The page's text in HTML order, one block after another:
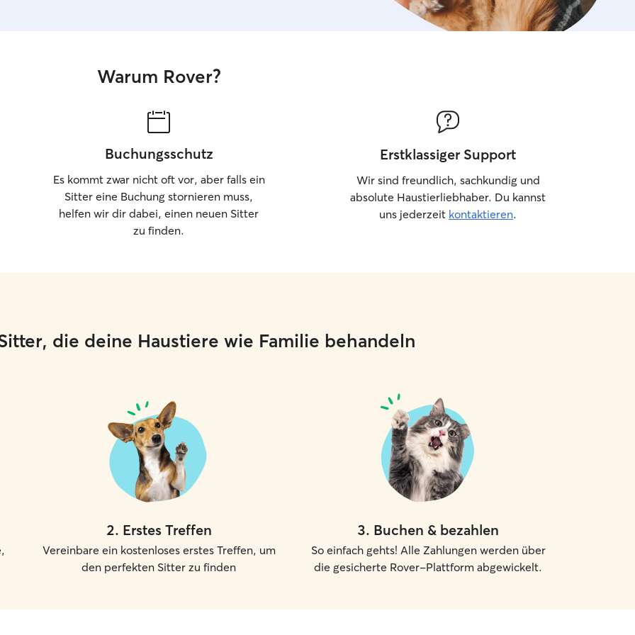
Warum Rover?
Buchungsschutz
Es kommt zwar nicht oft vor, aber falls ein
Sitter eine Buchung stornieren muss,
helfen wir dir dabei, einen neuen Sitter
zu finden.
Erstklassiger Support
Wir sind freundlich, sachkundig und
absolute Haustierliebhaber. Du kannst
uns jederzeit kontaktieren.
die deine Haustiere wie Familie behandeln
2. Erstes Treffen
Vereinbare ein kostenloses erstes Treffen, um
den perfekten Sitter zu finden
3. Buchen & bezahlen
So einfach gehts! Alle Zahlungen werden über
die gesicherte Rover-Plattform abgewickelt.